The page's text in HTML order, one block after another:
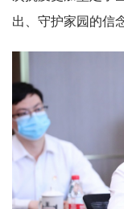
出、守护家园的信